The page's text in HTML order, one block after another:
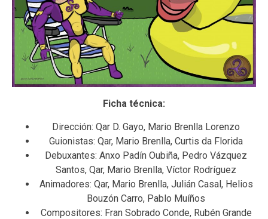
Ficha técnica:
Dirección: Qar D. Gayo, Mario Brenlla Lorenzo
Guionistas: Qar, Mario Brenlla, Curtis da Florida
Debuxantes: Anxo Padín Oubiña, Pedro Vázquez
Santos, Qar, Mario Brenlla, Víctor Rodríguez
Animadores: Qar, Mario Brenlla, Julián Casal, Helios
Bouzón Carro, Pablo Muíños
Compositores: Fran Sobrado Conde, Rubén Grande